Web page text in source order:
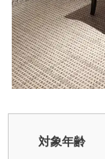
対象年齢